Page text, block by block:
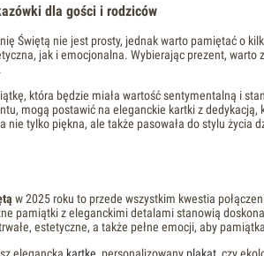
dla gości i rodziców
Świętą nie jest prosty, jednak warto pamiętać o
jak i emocjonalna. Wybierając prezent,
która będzie miała wartość sentymentalną i
mogą postawić na eleganckie kartki z
nie tylko piękna, ale także pasowała do stylu życia
w 2025 roku to przede wszystkim kwestia
pamiątki z eleganckimi detalami stanowią
estetyczne, a także pełne emocji, aby